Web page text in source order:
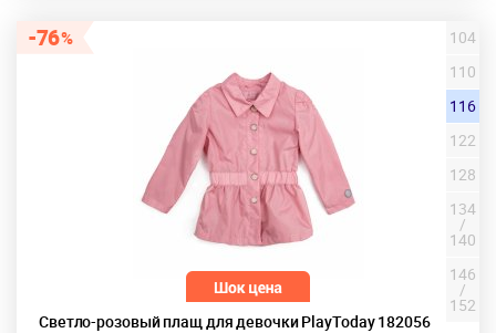
76
Светло-розовый плащ для девочки PlayToday 182056
104
110
116
122
128
134
/
140
146
/
152